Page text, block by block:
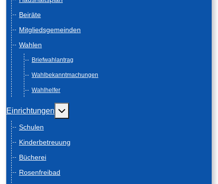
Beiräte
Mitgliedsgemeinden
Wahlen
Briefwahlantrag
Wahlbekanntmachungen
Wahlhelfer
Einrichtungen Weitere Informationen: Einrichtungen
Schulen
Kinderbetreuung
Bücherei
Rosenfreibad